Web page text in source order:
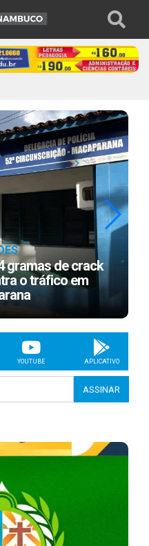
Saúde” amplia
de saúde de
Carro
YOUTUBE APLICATIVO
ASSINAR